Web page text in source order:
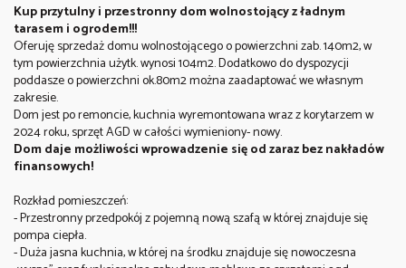
Kup przytulny i przestronny dom wolnostojący z ładnym
tarasem i ogrodem!!!
Oferuję sprzedaż domu wolnostojącego o powierzchni zab. 140m2, w
tym powierzchnia użytk. wynosi 104m2. Dodatkowo do dyspozycji
poddasze o powierzchni ok.80m2 można zaadaptować we własnym
zakresie.
Dom jest po remoncie, kuchnia wyremontowana wraz z korytarzem w
2024 roku, sprzęt AGD w całości wymieniony- nowy.
Dom daje możliwości wprowadzenie się od zaraz bez nakładów
finansowych!
Rozkład pomieszczeń:
- Przestronny przedpokój z pojemną nową szafą w której znajduje się
pompa ciepła.
- Duża jasna kuchnia, w której na środku znajduje się nowoczesna